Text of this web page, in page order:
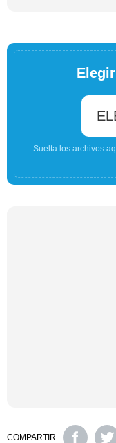
Suelta los archivos
COMPARTIR